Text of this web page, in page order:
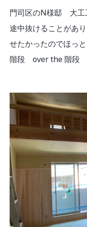
門司区のN様邸 大工
途中抜けることがあ
せたかったのでほっと
階段 over the 階段